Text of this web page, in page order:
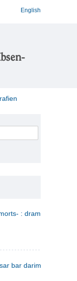
English
: drama en tres
bar darim